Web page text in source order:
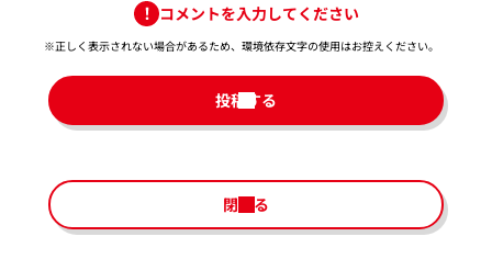
コメントを入力してください
※正しく表示されない場合があるため、環境依存文字の使用はお控えください。​
投稿する
閉じる